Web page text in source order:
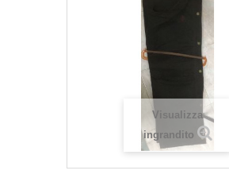
Visualizza
ingrandito